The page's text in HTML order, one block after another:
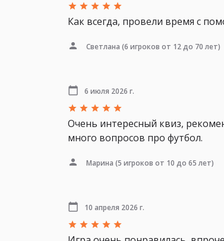
Как всегда, провели время с
Светлана (6 игроков от 12 до 70 лет)
6 июля 2026 г.
Очень интересный квиз,
много вопросов про футбол.
Марина (5 игроков от 10 до 65 лет)
10 апреля 2026 г.